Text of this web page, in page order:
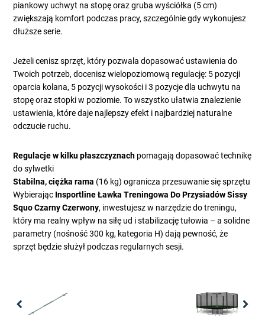
piankowy uchwyt na stopę oraz gruba wyściółka (5 cm)
zwiększają komfort podczas pracy, szczególnie gdy wykonujesz
dłuższe serie.
Jeżeli cenisz sprzęt, który pozwala dopasować ustawienia do
Twoich potrzeb, docenisz wielopoziomową regulację: 5 pozycji
oparcia kolana, 5 pozycji wysokości i 3 pozycje dla uchwytu na
stopę oraz stopki w poziomie. To wszystko ułatwia znalezienie
ustawienia, które daje najlepszy efekt i najbardziej naturalne
odczucie ruchu.
Regulacje w kilku płaszczyznach pomagają dopasować technikę
do sylwetki
Stabilna, ciężka rama (16 kg) ogranicza przesuwanie się sprzętu
Wybierając Insportline Ławka Treningowa Do Przysiadów Sissy
Squo Czarny Czerwony, inwestujesz w narzędzie do treningu,
który ma realny wpływ na siłę ud i stabilizację tułowia – a solidne
parametry (nośność 300 kg, kategoria H) dają pewność, że
sprzęt będzie służył podczas regularnych sesji.